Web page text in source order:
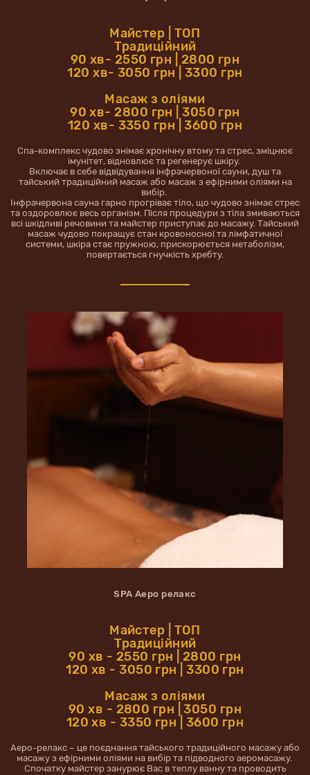
Майстер | ТОП
Традиційний
90 хв- 2550 грн | 2800 грн
120 хв- 3050 грн | 3300 грн
Масаж з оліями
90 хв- 2800 грн | 3050 грн
120 хв- 3350 грн | 3600 грн
Спа-комплекс чудово знімає хронічну втому та стрес, зміцнює
імунітет, відновлює та регенерує шкіру.
Включає в себе відвідування інфрачервоної сауни, душ та
тайський традиційний масаж або масаж з ефірними оліями на
вибір.
Інфрачервона сауна гарно прогріває тіло, що чудово знімає стрес
та оздоровлює весь організм. Після процедури з тіла змиваються
всі шкідливі речовини та майстер приступає до масажу. Тайський
масаж чудово покращує стан кровоносної та лімфатичної
системи, шкіра стає пружною, прискорюється метаболізм,
повертається гнучкість хребту.
SPA Аеро релакс
Майстер | ТОП
Традиційний
90 хв - 2550 грн | 2800 грн
120 хв - 3050 грн | 3300 грн
Масаж з оліями
90 хв - 2800 грн | 3050 грн
120 хв - 3350 грн | 3600 грн
Аеро-релакс – це поєднання тайського традиційного масажу або
масажу з ефірними оліями на вибір та підводного аеромасажу.
Спочатку майстер занурює Вас в теплу ванну та проводить